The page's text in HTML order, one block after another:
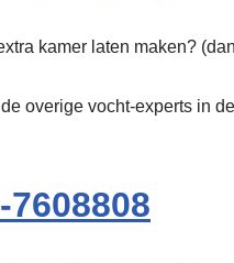
kamer laten maken?
overige vocht-experts in
7608808